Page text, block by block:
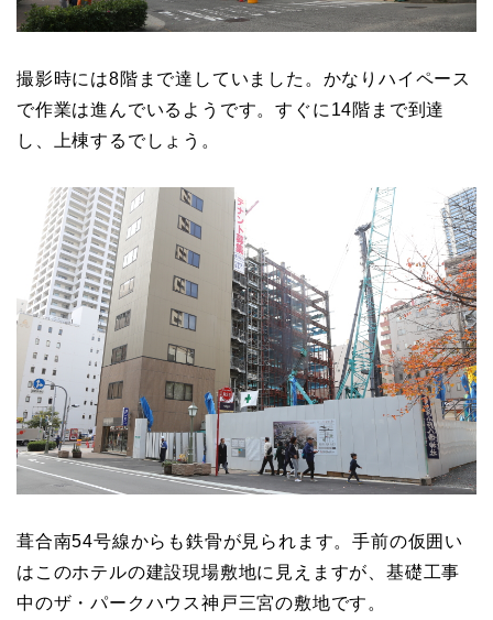
撮影時には8階まで達していました。かなりハイペース
で作業は進んでいるようです。すぐに14階まで到達
し、上棟するでしょう。
葺合南54号線からも鉄骨が見られます。手前の仮囲い
はこのホテルの建設現場敷地に見えますが、基礎工事
中のザ・パークハウス神戸三宮の敷地です。